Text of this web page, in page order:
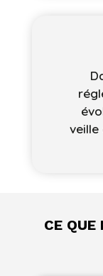
veille
CE QUE